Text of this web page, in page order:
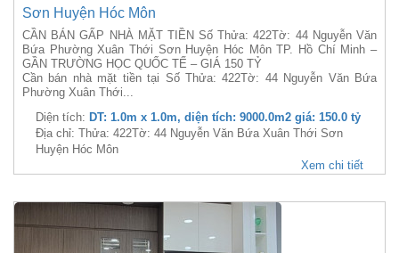
Sơn Huyện Hóc Môn
CẦN BÁN GẤP NHÀ MẶT TIỀN Số Thửa: 422Tờ: 44 Nguyễn Văn
Bứa Phường Xuân Thới Sơn Huyện Hóc Môn TP. Hồ Chí Minh –
GẦN TRƯỜNG HỌC QUỐC TẾ – GIÁ 150 TỶ
Cần bán nhà mặt tiền tại Số Thửa: 422Tờ: 44 Nguyễn Văn Bứa
Phường Xuân Thới...
Diện tích: DT: 1.0m x 1.0m, diện tích: 9000.0m2 giá: 150.0 tỷ
Địa chỉ: Thửa: 422Tờ: 44 Nguyễn Văn Bứa Xuân Thới Sơn
Huyện Hóc Môn
Xem chi tiết